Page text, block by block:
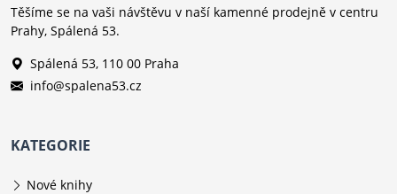
Těšíme se na vaši návštěvu v naší kamenné prodejně v centru
Prahy, Spálená 53.
Spálená 53, 110 00 Praha
info@spalena53.cz
KATEGORIE
Nové knihy